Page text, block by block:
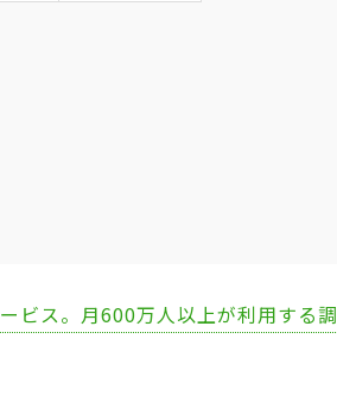
ビス。月600万人以上が利用する調